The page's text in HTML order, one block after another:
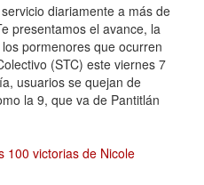
diariamente a más de
presentamos el avance, la
pormenores que ocurren
(STC) este viernes 7
usuarios se quejan de
la 9, que va de Pantitlán